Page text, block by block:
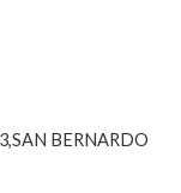
BERNARDO